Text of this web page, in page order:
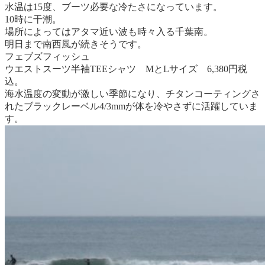
水温は15度、ブーツ必要な冷たさになっています。
10時に干潮。
場所によってはアタマ近い波も時々入る千葉南。
明日まで南西風が続きそうです。
フェブズフィッシュ
ウエストスーツ半袖TEEシャツ MとLサイズ 6,380円税
込。
海水温度の変動が激しい季節になり、チタンコーティングさ
れたブラックレーベル4/3mmが体を冷やさずに活躍していま
す。